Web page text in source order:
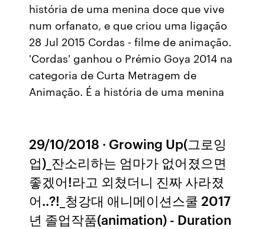
história de uma menina doce que vive
num orfanato, e que criou uma ligação
28 Jul 2015 Cordas - filme de animação.
'Cordas' ganhou o Prémio Goya 2014 na
categoria de Curta Metragem de
Animação. É a história de uma menina
29/10/2018 · Growing Up(그로잉
업)_잔소리하는 엄마가 없어졌으면
좋겠어!라고 외쳤더니 진짜 사라졌
어..?!_청강대 애니메이션스쿨 2017
년 졸업작품(animation) - Duration